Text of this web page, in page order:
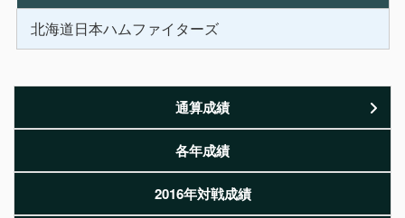
北海道日本ハムファイターズ
通算成績
各年成績
2016年対戦成績